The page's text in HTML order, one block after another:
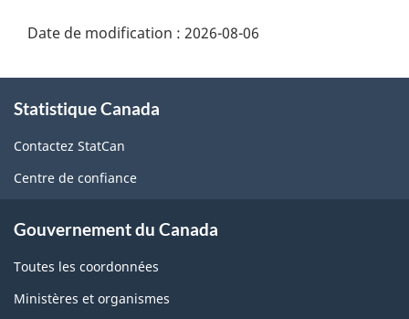
Date de modification : 2026-08-06
propos
de
ce
Statistique Canada
Contactez StatCan
Centre de confiance
Gouvernement du Canada
Toutes les coordonnées
Ministères et organismes